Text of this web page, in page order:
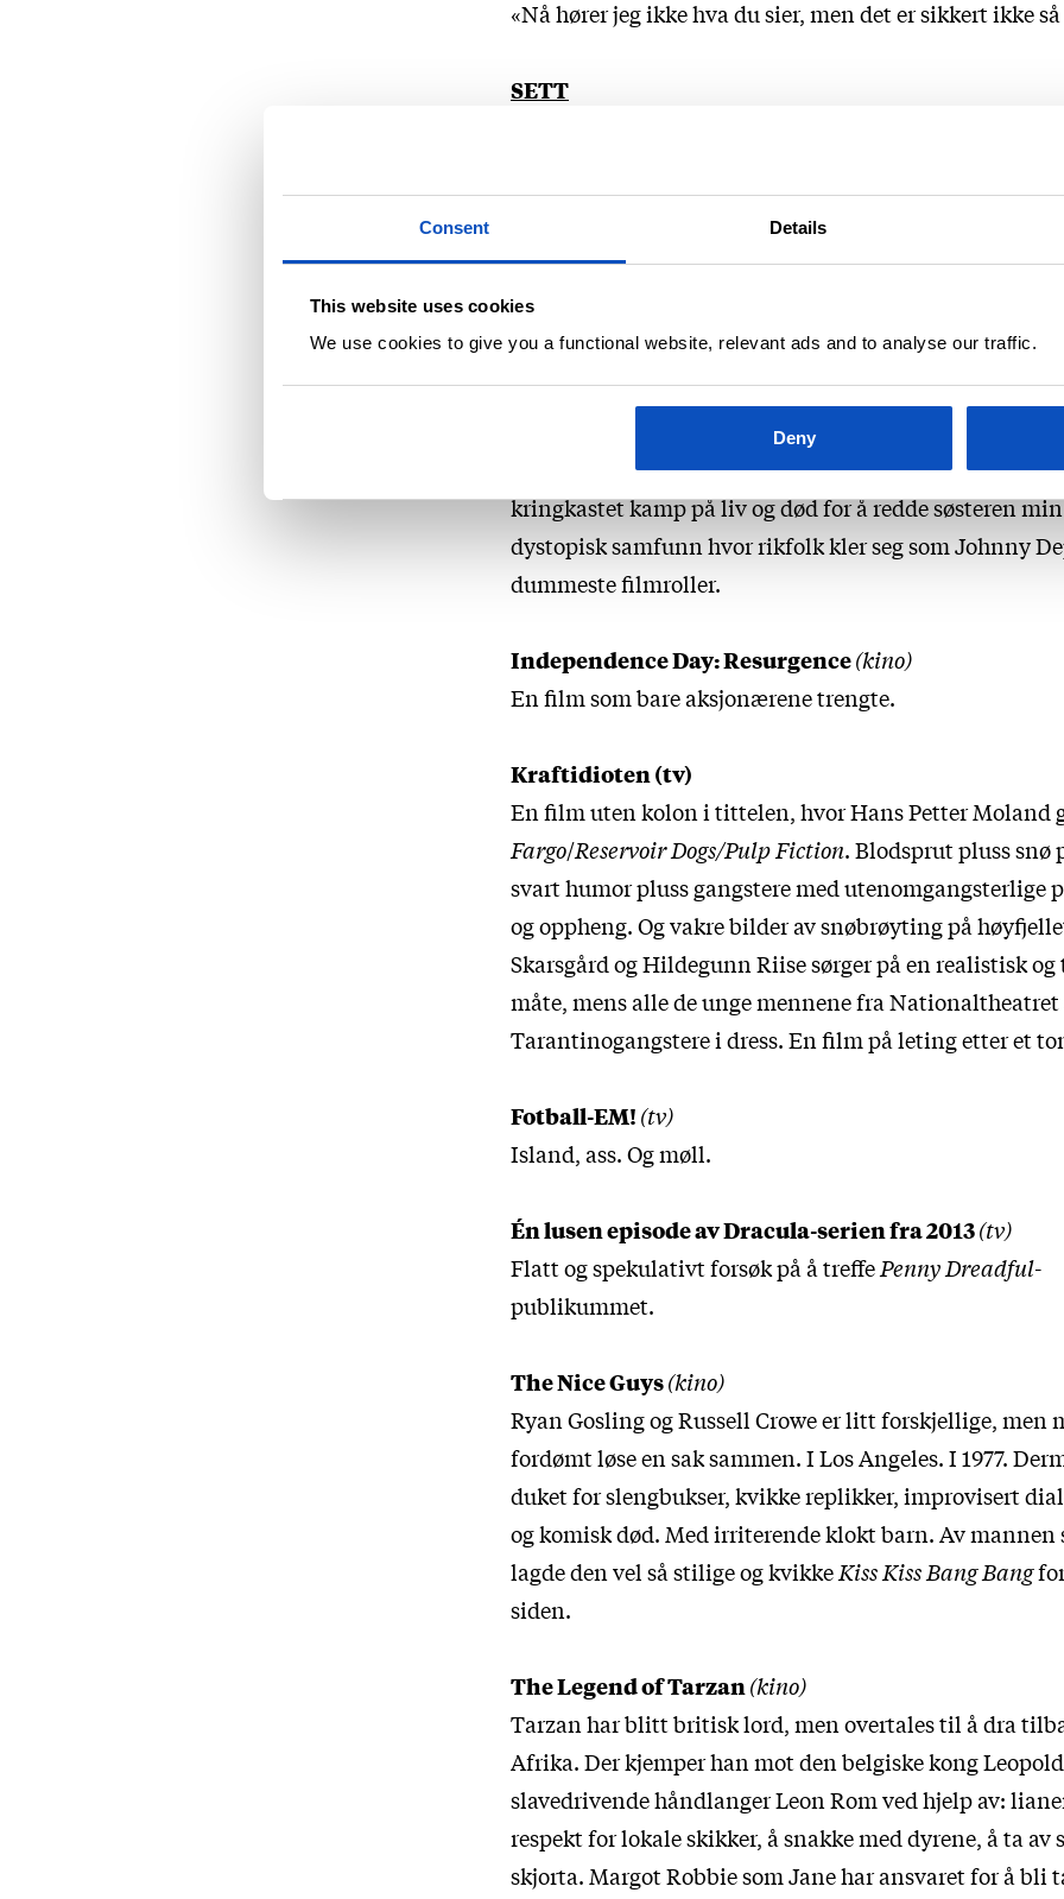
Consent Details
This website uses cookies
We use cookies to give you a functional website, relevant ads and to analyse our traffic.
Deny
«Nå hører jeg ikke hva du sier, men det er sikkert ikke
SETT
Hunger Games: Catching Fire(dvd)
Dette er den andre filmen i boktrilogien som på grunn av
vanskelig å tro at filmen er oppriktig når den heier på det
gryende opprøret mot en skruppelløs sentralmakt som
opprettholder sine privilegier ved å gi folket vold som
underholdning. Det er mulig jeg hadde levd meg mer
hvis jeg faktisk hadde vært en ung kvinne som deltok i
kringkastet kamp på liv og død for å redde søsteren
dystopisk samfunn hvor rikfolk kler seg som Johnny
dummeste filmroller.
Independence Day: Resurgence(kino)
En film som bare aksjonærene trengte.
Kraftidioten (tv)
En film uten kolon i tittelen, hvor Hans Petter Moland
Fargo/Reservoir Dogs/Pulp Fiction. Blodsprut pluss snø
svart humor pluss gangstere med utenomgangsterlige
og oppheng. Og vakre bilder av snøbrøyting på
Skarsgård og Hildegunn Riise sørger på en realistisk
måte, mens alle de unge mennene fra
Tarantinogangstere i dress. En film på leting etter et
Fotball-EM!(tv)
Island, ass. Og møll.
Én lusen episode av Dracula-serien fra 2013(tv)
Flatt og spekulativt forsøk på å treffePenny Dreadful-
publikummet.
The Nice Guys(kino)
Ryan Gosling og Russell Crowe er litt forskjellige, men
fordømt løse en sak sammen. I Los Angeles. I 1977.
duket for slengbukser, kvikke replikker, improvisert
og komisk død. Med irriterende klokt barn. Av mannen
lagde den vel så stilige og kvikkeKiss Kiss Bang Bang
siden.
The Legend of Tarzan(kino)
Tarzan har blitt britisk lord, men overtales til å dra
Afrika. Der kjemper han mot den belgiske kong
slavedrivende håndlanger Leon Rom ved hjelp av:
respekt for lokale skikker, å snakke med dyrene, å ta av
skjorta. Margot Robbie som Jane har ansvaret for å bli